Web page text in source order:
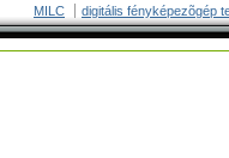
MILC digitális fényképezõgép